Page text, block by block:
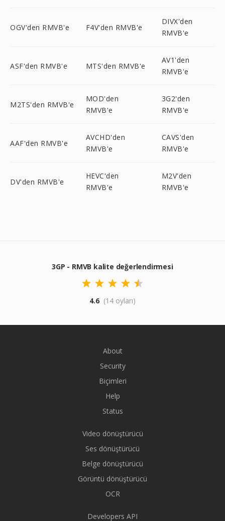
OGV'den RMVB'e F4V'den RMVB'e
DIVX'den
RMVB'e
ASF'den RMVB'e MTS'den RMVB'e
AV1'den
RMVB'e
M2TS'den RMVB'e
MOD'den
RMVB'e
3G2'den
RMVB'e
AAF'den RMVB'e
AVCHD'den
RMVB'e
CAVS'den
RMVB'e
DV'den RMVB'e
HEVC'den
RMVB'e
M2V'den
RMVB'e
3GP - RMVB kalite değerlendirmesi
4.6 (14 oyları)
About
Security
Biçimleri
Help
Status
Video dönüştürücü
Ses dönüştürücü
Belge dönüştürücü
Görüntü dönüştürücü
OCR
Developers API